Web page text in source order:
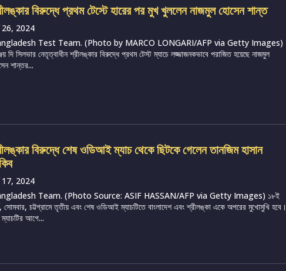
বিরুদ্ধে প্রথম টেস্টে হারের পর মুখ খুললেন নাজমুল হোসেন শান্ত
26, 2024
Test Team. (Photo by MARCO LONGARI/AFP via Getty Images)
দি সিলভার নেতৃত্বাধীন শ্রীলঙ্কার বিরুদ্ধে প্রথম টেস্ট ম্যাচে লজ্জাজনকভাবে পরাজিত হয়েছে নাজমুল
শান্তর...
বিরুদ্ধে শেষ ওডিআই ম্যাচ থেকে ছিটকে গেলেন তানজিম হাসান
17, 2024
Team. (Photo Source: ASIF HASSAN/AFP via Getty Images) ১৮ই
সোমবার, চট্টগ্রামে তৃতীয় এবং শেষ ওডিআই ম্যাচটিতে বাংলাদেশ এবং শ্রীলঙ্কা একে অপরের মুখোমুখি হবে।
আগে...